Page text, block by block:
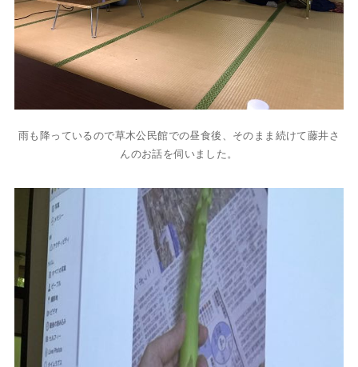
雨も降っているので草木公民館での昼食後、そのまま続けて藤井さ
んのお話を伺いました。